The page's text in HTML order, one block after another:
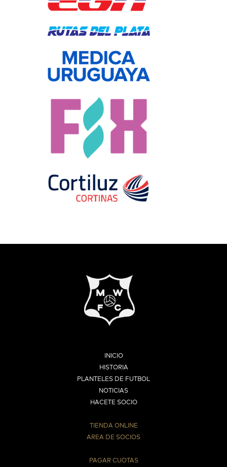
INICIO
HISTORIA
PLANTELES DE FUTBOL
NOTICIAS
HACETE SOCIO
TIENDA ONLINE
AREA DE SOCIOS
PAGAR CUOTAS